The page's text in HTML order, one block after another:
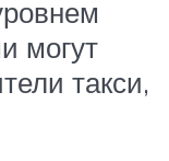
могут
такси,